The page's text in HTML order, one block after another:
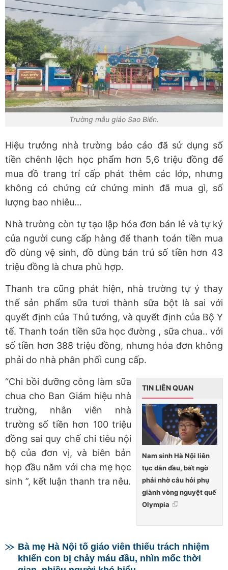
Trường mẫu giáo Sao Biển.
Hiệu trưởng nhà trường báo cáo đã sử dụng số
tiền chênh lệch học phẩm hơn 5,6 triệu đồng để
mua đồ trang trí cấp phát thêm các lớp, nhưng
không có chứng cứ chứng minh đã mua gì, số
lượng bao nhiêu…
Nhà trường còn tự tạo lập hóa đơn bán lẻ và tự ký
của người cung cấp hàng để thanh toán tiền mua
đồ dùng vệ sinh, đồ dùng bán trú số tiền hơn 43
triệu đồng là chưa phù hợp.
Thanh tra cũng phát hiện, nhà trường tự ý thay
thế sản phẩm sữa tươi thành sữa bột là sai với
quyết định của Thủ tướng, và quyết định của Bộ Y
tế. Thanh toán tiền sữa học đường , sữa chua.. với
số tiền hơn 388 triệu đồng, nhưng hóa đơn không
phải do nhà phân phối cung cấp.
TIN LIÊN QUAN
Nam sinh Hà Nội liên
tục dẫn đầu, bất ngờ
phải nhờ câu hỏi phụ
giành vòng nguyệt quế
Olympia
“Chi bồi dưỡng công làm sữa
chua cho Ban Giám hiệu nhà
trường, nhân viên nhà
trường số tiền hơn 100 triệu
đồng sai quy chế chi tiêu nội
bộ của đơn vị, và biên bản
họp đầu năm với cha mẹ học
sinh ”, kết luận thanh tra nêu.
Bà mẹ Hà Nội tố giáo viên thiếu trách nhiệm
khiến con bị chảy máu đầu, nhìn mốc thời